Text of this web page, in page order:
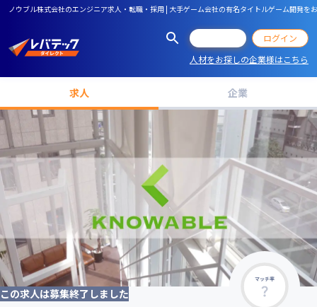
ノウブル株式会社のエンジニア求人・転職・採用 | 大手ゲーム会社の有名タイトルゲーム開発を
ログイン
人材をお探しの企業様はこちら
求人 企業
マッチ率
この求人は募集終了しました